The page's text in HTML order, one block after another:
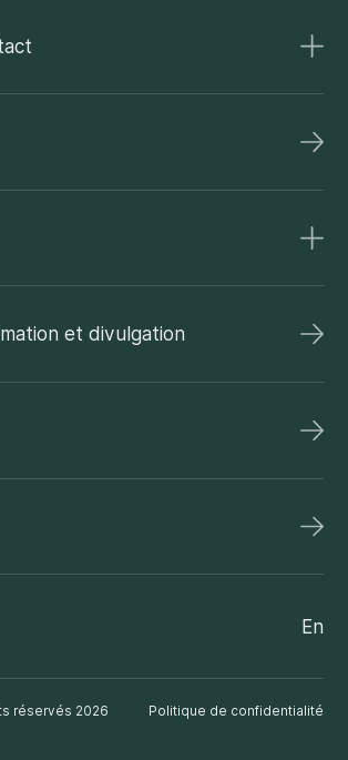
et divulgation
En
réservés 2026 Politique de confidentialité